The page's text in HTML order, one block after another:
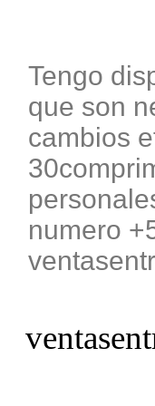
Tengo
que son
cambios
numero